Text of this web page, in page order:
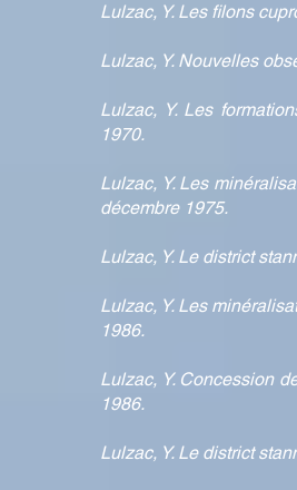
Lulzac, Y. Les filons
Lulzac, Y. Nouvelles
Lulzac, Y. Les
1970.
Lulzac, Y. Les
décembre 1975.
Lulzac, Y. Le district
Lulzac, Y. Les
1986.
Lulzac, Y. Concession
1986.
Lulzac, Y. Le district